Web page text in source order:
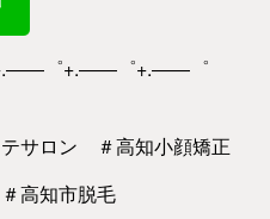
゜+.――゜+.――゜
サロン ＃高知小顔矯正
高知市脱毛